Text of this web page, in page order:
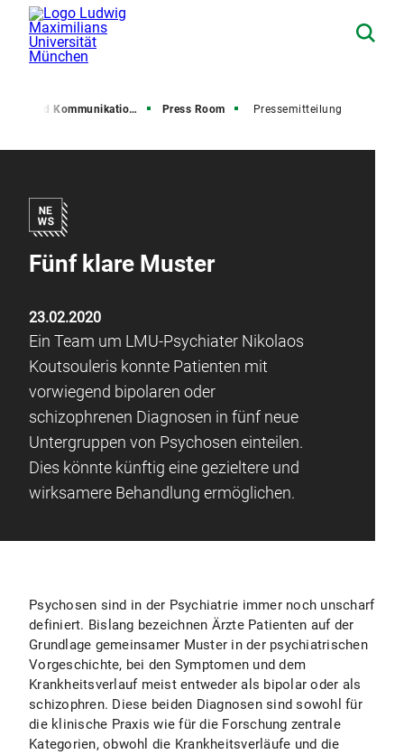
und Kommunikation (PuK) Press Room Pressemitteilung
Fünf klare Muster
23.02.2020
Ein Team um LMU-Psychiater Nikolaos
Koutsouleris konnte Patienten mit
vorwiegend bipolaren oder
schizophrenen Diagnosen in fünf neue
Untergruppen von Psychosen einteilen.
Dies könnte künftig eine gezieltere und
wirksamere Behandlung ermöglichen.
Psychosen sind in der Psychiatrie immer noch unscharf
definiert. Bislang bezeichnen Ärzte Patienten auf der
Grundlage gemeinsamer Muster in der psychiatrischen
Vorgeschichte, bei den Symptomen und dem
Krankheitsverlauf meist entweder als bipolar oder als
schizophren. Diese beiden Diagnosen sind sowohl für
die klinische Praxis wie für die Forschung zentrale
Kategorien, obwohl die Krankheitsverläufe und die